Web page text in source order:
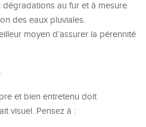
dégradations au fur et à mesure.
des eaux pluviales.
moyen d’assurer la pérennité
et bien entretenu doit
visuel. Pensez à :